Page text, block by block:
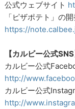
公式ウェブサイト
「ピザポテト」の
https://
【カルビー公式SNS
カルビー公式
http://
カルビー公式
http://